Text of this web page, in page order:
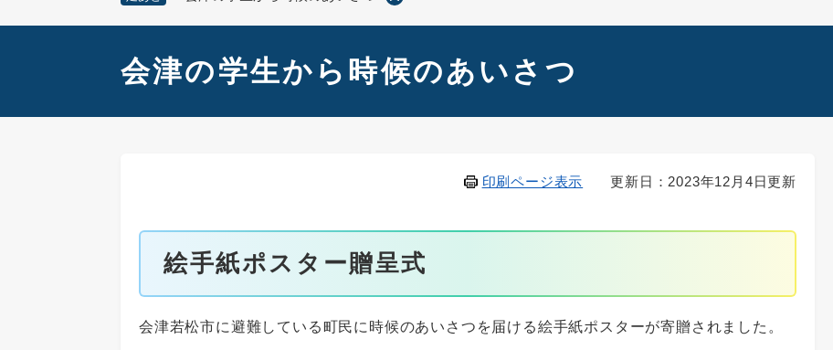
会津の学生から時候のあいさつ
更新日：2023年12月4日更新
印刷ページ表示
絵手紙ポスター贈呈式
会津若松市に避難している町民に時候のあいさつを届ける絵手紙ポスターが寄贈されました。